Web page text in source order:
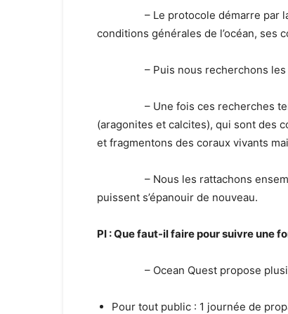
– Le protocole démarre par la
conditions générales de l’océan, ses
– Puis nous recherchons les
– Une fois ces recherches
(aragonites et calcites), qui sont des
et fragmentons des coraux vivants
– Nous les rattachons ensemble
puissent s’épanouir de nouveau.
PI : Que faut-il faire pour suivre une
– Ocean Quest propose
Pour tout public : 1 journée de